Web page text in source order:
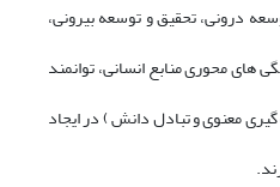
درونی، تحقیق و توسعه بیرونی،
های محوری منابع انسانی، توانمند
معنوی و تبادل دانش ) در ایجاد